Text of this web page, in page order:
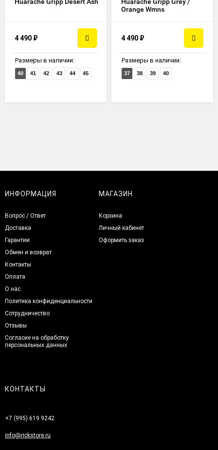
4 490 ₽
Размеры в наличии:
40 41 42 43 44 45
Orange Wmns
4 490 ₽
Размеры в наличии:
37 38 39 40
ИНФОРМАЦИЯ
Вопрос / Ответ
Доставка
Гарантии
Обмен и возврат
Контакты
Оплата
О нас
Политика конфиденциальности
Сотрудничество
Отзывы
Согласие на обработку
персональных данных
МАГАЗИН
Корзина
Личный кабинет
Оформить заказ
КОНТАКТЫ
+7 (995) 619 9242
info@rickstore.ru